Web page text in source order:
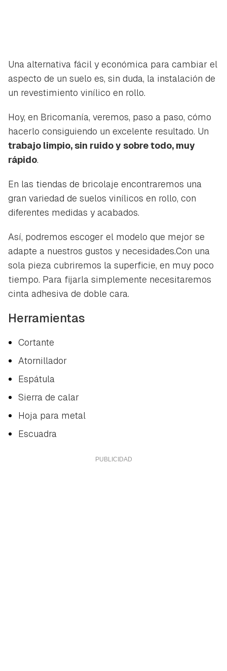
Una alternativa fácil y económica para cambiar el
aspecto de un suelo es, sin duda, la instalación de
un revestimiento vinílico en rollo.
Hoy, en Bricomanía, veremos, paso a paso, cómo
hacerlo consiguiendo un excelente resultado. Un
trabajo limpio, sin ruido y sobre todo, muy
rápido.
En las tiendas de bricolaje encontraremos una
gran variedad de suelos vinílicos en rollo, con
diferentes medidas y acabados.
Así, podremos escoger el modelo que mejor se
adapte a nuestros gustos y necesidades.Con una
sola pieza cubriremos la superficie, en muy poco
tiempo. Para fijarla simplemente necesitaremos
cinta adhesiva de doble cara.
Herramientas
Cortante
Atornillador
Espátula
Sierra de calar
Hoja para metal
Escuadra